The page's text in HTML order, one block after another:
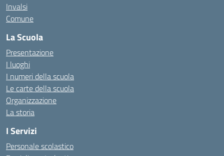
Invalsi
Comune
La Scuola
Presentazione
I luoghi
I numeri della scuola
Le carte della scuola
Organizzazione
La storia
I Servizi
Personale scolastico